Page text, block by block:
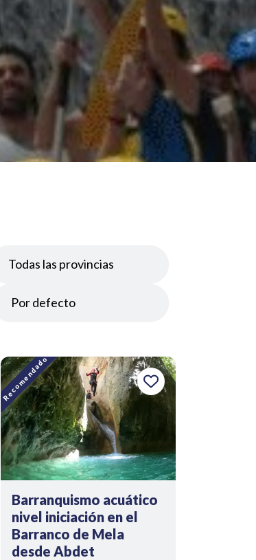
Recomendado
Barranquismo acuático
nivel iniciación en el
Barranco de Mela
desde Abdet